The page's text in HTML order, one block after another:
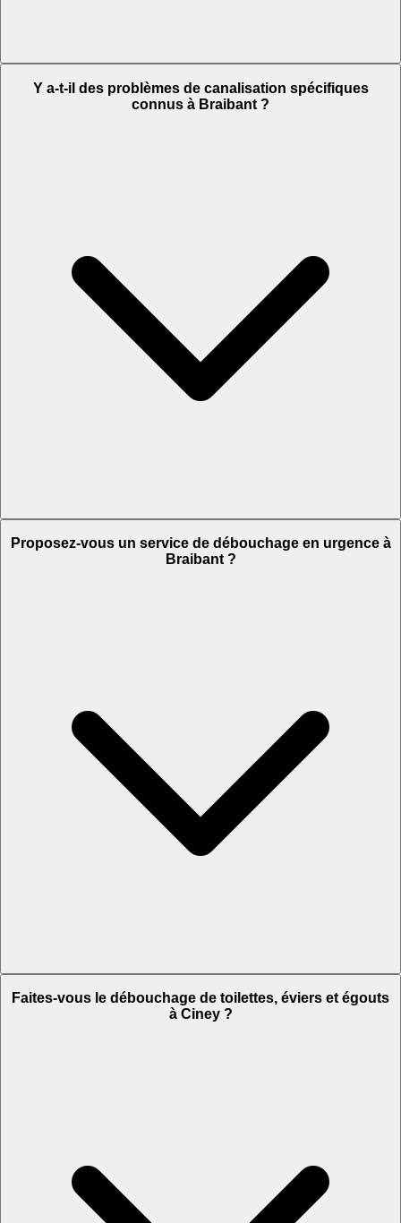
Y a-t-il des problèmes de canalisation spécifiques
connus à Braibant ?
Proposez-vous un service de débouchage en urgence à
Braibant ?
Faites-vous le débouchage de toilettes, éviers et égouts
à Ciney ?